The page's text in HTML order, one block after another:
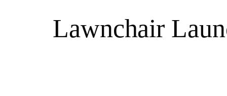
Lawnchair